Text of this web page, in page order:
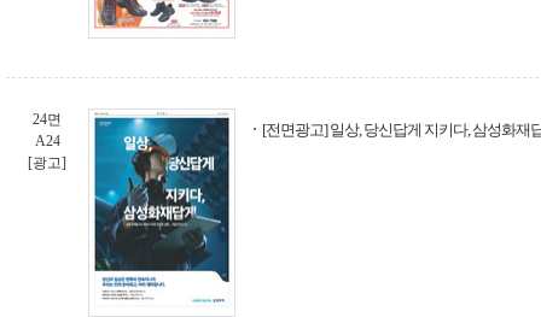
24면
A24
[광고]
[전면광고] 일상, 당신답게 지키다, 삼성화재